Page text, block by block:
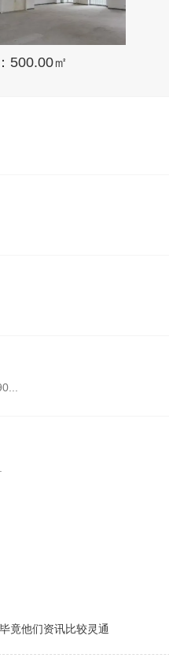
500.00㎡
竟他们资讯比较灵通